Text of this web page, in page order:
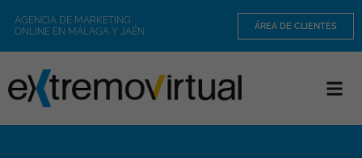
AGENCIA DE MARKETING
ONLINE EN MÁLAGA Y JAÉN
ÁREA DE CLIENTES